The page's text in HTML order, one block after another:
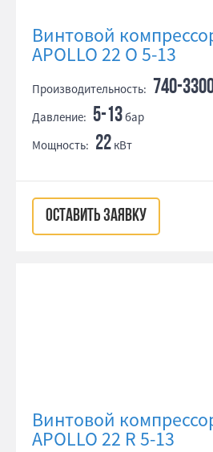
Винтовой
APOLLO 22 O 5-13
Производительность: 740-
Давление: 5-13бар
Мощность: 22 кВт
ОСТАВИТЬ ЗАЯВКУ
Винтовой
APOLLO 22 R 5-13